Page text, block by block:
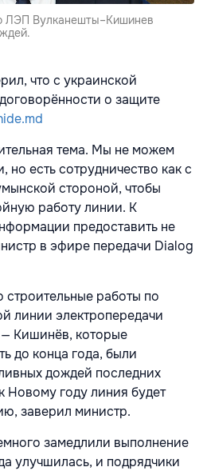
ЛЭП Вулканешты–Кишинев
что с украинской
о защите
тема. Мы не можем
но есть сотрудничество как с
стороной, чтобы
работу линии. К
предоставить не
в эфире передачи Dialog
работы по
линии электропередачи
Кишинёв, которые
до конца года, были
дождей последних
Новому году линия будет
заверил министр.
замедлили выполнение
улучшилась, и подрядчики